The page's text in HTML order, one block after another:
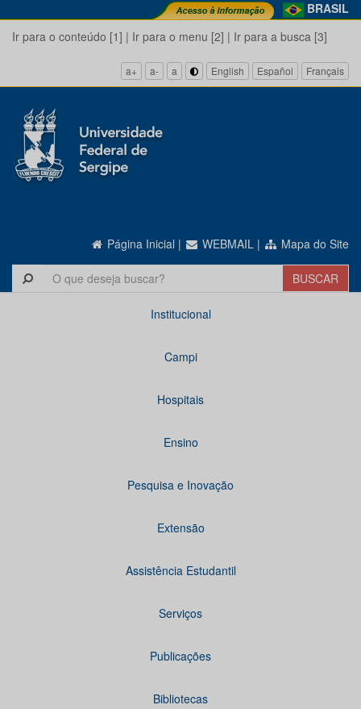
BRASIL
Ir para o conteúdo [1] | Ir para o menu [2] | Ir para a busca [3]
a+ a- a English Español Français
Página Inicial | WEBMAIL | Mapa do Site
Institucional
Campi
Hospitais
Ensino
Pesquisa e Inovação
Extensão
Assistência Estudantil
Serviços
Publicações
Bibliotecas